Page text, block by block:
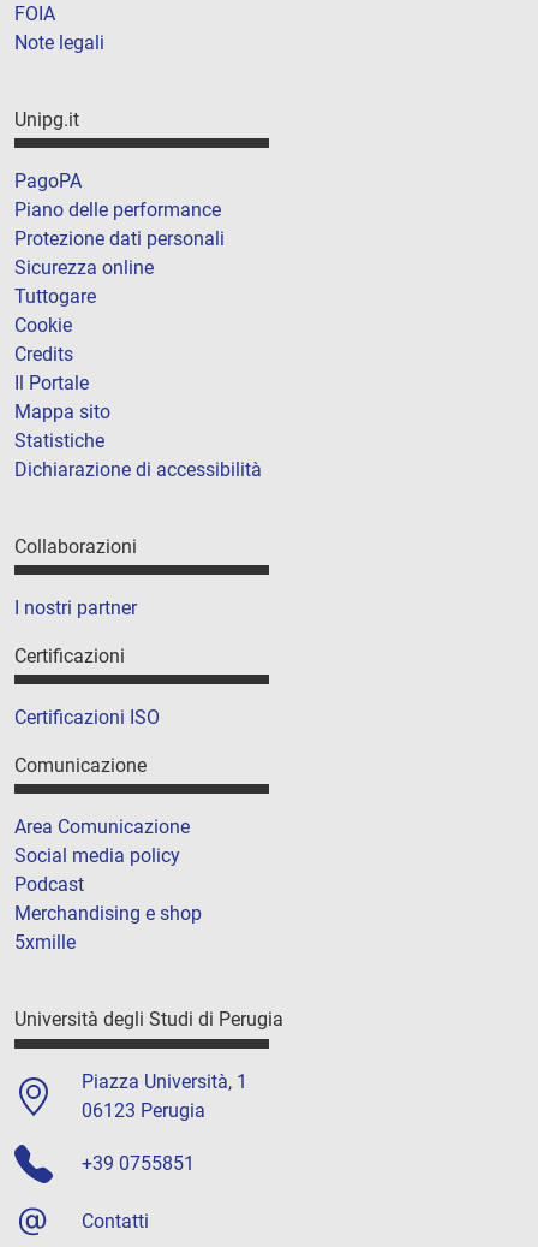
FOIA
Note legali
Unipg.it
PagoPA
Piano delle performance
Protezione dati personali
Sicurezza online
Tuttogare
Cookie
Credits
Il Portale
Mappa sito
Statistiche
Dichiarazione di accessibilità
Collaborazioni
I nostri partner
Certificazioni
Certificazioni ISO
Comunicazione
Area Comunicazione
Social media policy
Podcast
Merchandising e shop
5xmille
Università degli Studi di Perugia
Piazza Università, 1
06123 Perugia
+39 0755851
Contatti